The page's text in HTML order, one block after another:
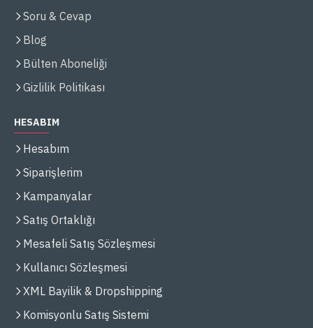
Soru & Cevap
Blog
Bülten Aboneliği
Gizlilik Politikası
HESABIM
Hesabım
Siparişlerim
Kampanyalar
Satış Ortaklığı
Mesafeli Satış Sözleşmesi
Kullanıcı Sözleşmesi
XML Bayilik & Dropshipping
Komisyonlu Satış Sistemi